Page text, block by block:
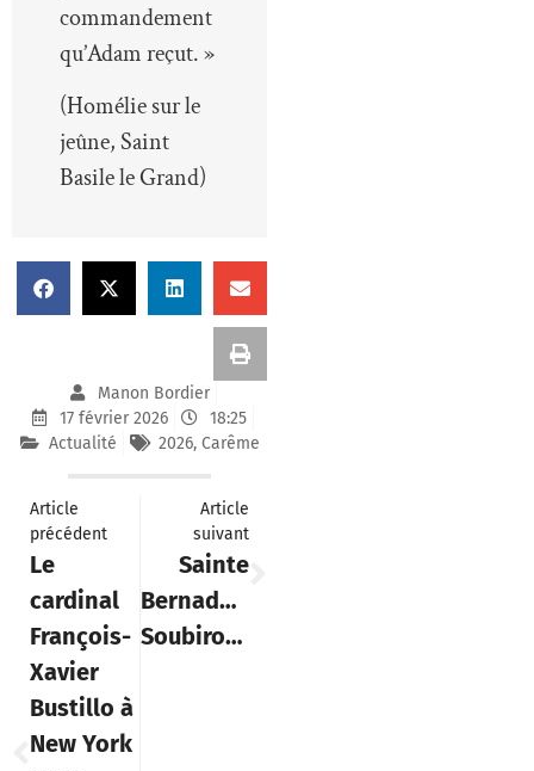
commandement
qu’Adam reçut. »
(Homélie sur le
jeûne, Saint
Basile le Grand)
Manon Bordier
17 février 2026
18:25
Actualité
2026, Carême
Article
précédent
Le
cardinal
François-
Xavier
Bustillo à
New York
Article
suivant
Sainte
Bernadette
Soubirous